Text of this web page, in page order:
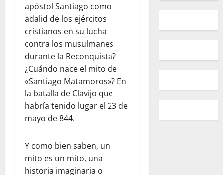
apóstol Santiago como
adalid de los ejércitos
cristianos en su lucha
contra los musulmanes
durante la Reconquista?
¿Cuándo nace el mito de
«Santiago Matamoros»? En
la batalla de Clavijo que
habría tenido lugar el 23 de
mayo de 844.
Y como bien saben, un
mito es un mito, una
historia imaginaria o